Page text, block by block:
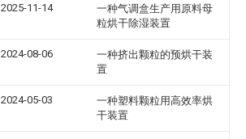
2025-11-14
一种气调盒生产用原料母
粒烘干除湿装置
2024-08-06
一种挤出颗粒的预烘干装
置
2024-05-03
一种塑料颗粒用高效率烘
干装置